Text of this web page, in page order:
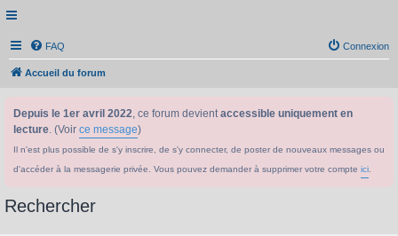
FAQ Connexion
Accueil du forum
Depuis le 1er avril 2022, ce forum devientaccessible uniquement en
lecture. (Voir ce message)
Il n'est plus possible de s'y inscrire, de s'y connecter, de poster de nouveaux messages ou
d'accéder à la messagerie privée. Vous pouvez demander à supprimer votre compte ici
Rechercher